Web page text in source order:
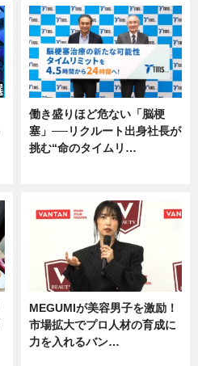
働き盛りほど危ない「脳梗
塞」──リクルート出身社長が
挑む“命のタイムリ…
MEGUMIが美容男子を激励！
市場拡大でプロ人材の育成に
力を入れるバン…